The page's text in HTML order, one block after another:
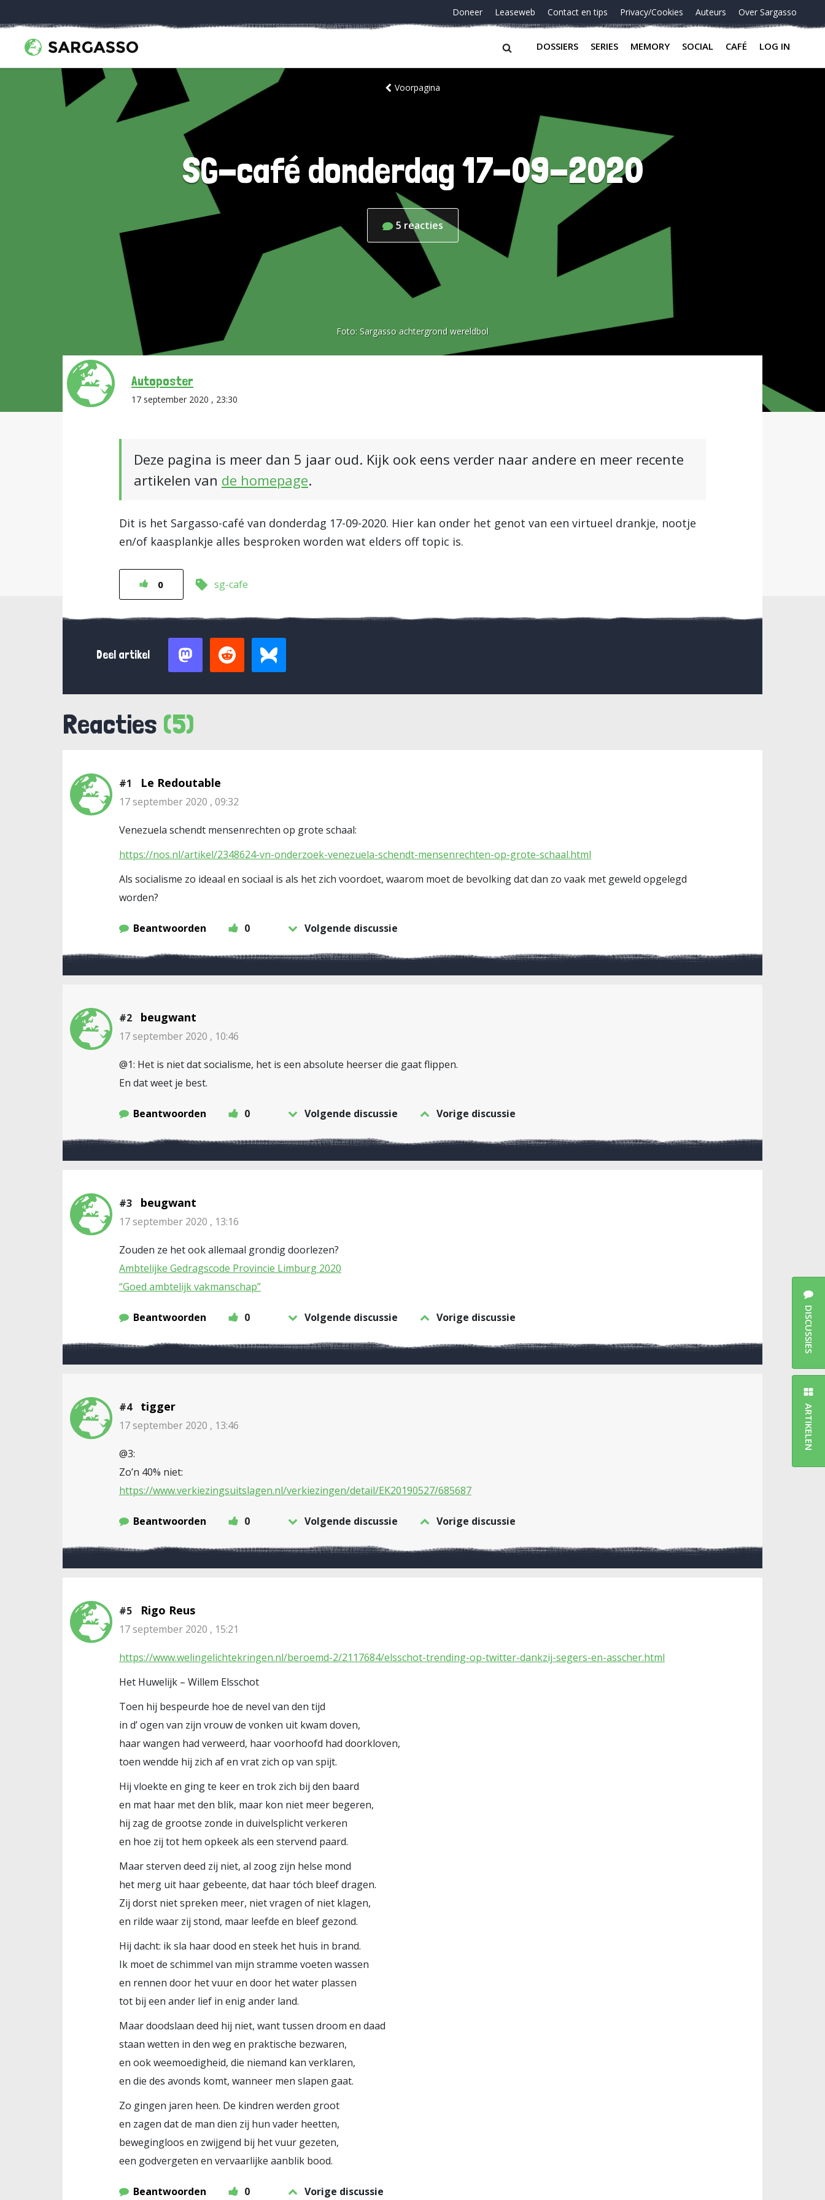
Doneer Leaseweb Contact en tips Privacy/Cookies Auteurs Over Sargasso
DOSSIERS SERIES MEMORY SOCIAL CAFÉ LOG IN
Voorpagina
SG-café donderdag 17-09-2020
5 reacties
Foto: Sargasso achtergrond wereldbol
Autoposter
17 september 2020 , 23:30
Deze pagina is meer dan 5 jaar oud. Kijk ook eens verder naar andere en meer recente
artikelen van de homepage.
Dit is het Sargasso-café van donderdag 17-09-2020. Hier kan onder het genot van een virtueel drankje, nootje
en/of kaasplankje alles besproken worden wat elders off topic is.
0 sg-cafe
Deel artikel
Reacties (5)
#1 Le Redoutable
17 september 2020 , 09:32
Venezuela schendt mensenrechten op grote schaal:
https://nos.nl/artikel/2348624-vn-onderzoek-venezuela-schendt-mensenrechten-op-grote-schaal.html
Als socialisme zo ideaal en sociaal is als het zich voordoet, waarom moet de bevolking dat dan zo vaak met geweld opgelegd
worden?
Beantwoorden 0 Volgende discussie
#2 beugwant
17 september 2020 , 10:46
@1: Het is niet dat socialisme, het is een absolute heerser die gaat flippen.
En dat weet je best.
Beantwoorden 0 Volgende discussie Vorige discussie
#3 beugwant
17 september 2020 , 13:16
Zouden ze het ook allemaal grondig doorlezen?
Ambtelijke Gedragscode Provincie Limburg 2020
“Goed ambtelijk vakmanschap”
Beantwoorden 0 Volgende discussie Vorige discussie
#4 tigger
17 september 2020 , 13:46
@3:
Zo’n 40% niet:
https://www.verkiezingsuitslagen.nl/verkiezingen/detail/EK20190527/685687
Beantwoorden 0 Volgende discussie Vorige discussie
#5 Rigo Reus
17 september 2020 , 15:21
https://www.welingelichtekringen.nl/beroemd-2/2117684/elsschot-trending-op-twitter-dankzij-segers-en-asscher.html
Het Huwelijk – Willem Elsschot
Toen hij bespeurde hoe de nevel van den tijd
in d’ ogen van zijn vrouw de vonken uit kwam doven,
haar wangen had verweerd, haar voorhoofd had doorkloven,
toen wendde hij zich af en vrat zich op van spijt.
Hij vloekte en ging te keer en trok zich bij den baard
en mat haar met den blik, maar kon niet meer begeren,
hij zag de grootse zonde in duivelsplicht verkeren
en hoe zij tot hem opkeek als een stervend paard.
Maar sterven deed zij niet, al zoog zijn helse mond
het merg uit haar gebeente, dat haar tóch bleef dragen.
Zij dorst niet spreken meer, niet vragen of niet klagen,
en rilde waar zij stond, maar leefde en bleef gezond.
Hij dacht: ik sla haar dood en steek het huis in brand.
Ik moet de schimmel van mijn stramme voeten wassen
en rennen door het vuur en door het water plassen
tot bij een ander lief in enig ander land.
Maar doodslaan deed hij niet, want tussen droom en daad
staan wetten in den weg en praktische bezwaren,
en ook weemoedigheid, die niemand kan verklaren,
en die des avonds komt, wanneer men slapen gaat.
Zo gingen jaren heen. De kindren werden groot
en zagen dat de man dien zij hun vader heetten,
bewegingloos en zwijgend bij het vuur gezeten,
een godvergeten en vervaarlijke aanblik bood.
Beantwoorden 0 Vorige discussie
DISCUSSIES
ARTIKELEN